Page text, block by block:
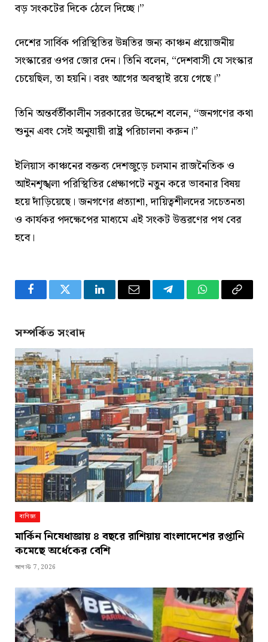
বড় সংকটের দিকে ঠেলে দিচ্ছে।”
দেশের সার্বিক পরিস্থিতির উন্নতির জন্য কাঞ্চন প্রয়োজনীয়
সংস্কারের ওপর জোর দেন। তিনি বলেন, “দেশবাসী যে সংস্কার
চেয়েছিল, তা হয়নি। বরং আগের অবস্থাই রয়ে গেছে।”
তিনি অন্তর্বর্তীকালীন সরকারের উদ্দেশে বলেন, “জনগণের কথা
শুনুন এবং সেই অনুযায়ী রাষ্ট্র পরিচালনা করুন।”
ইলিয়াস কাঞ্চনের বক্তব্য দেশজুড়ে চলমান রাজনৈতিক ও
আইনশৃঙ্খলা পরিস্থিতির প্রেক্ষাপটে নতুন করে ভাবনার বিষয়
হয়ে দাঁড়িয়েছে। জনগণের প্রত্যাশা, দায়িত্বশীলদের সচেতনতা
ও কার্যকর পদক্ষেপের মাধ্যমে এই সংকট উত্তরণের পথ বের
হবে।
FacebookTwitter LinkedInEmail TelegramWhatsApp
Copy
সম্পর্কিত সংবাদ
বাণিজ্য
মার্কিন নিষেধাজ্ঞায় ৪ বছরে রাশিয়ায় বাংলাদেশের রপ্তানি
কমেছে অর্ধেকের বেশি
আগস্ট 7, 2026